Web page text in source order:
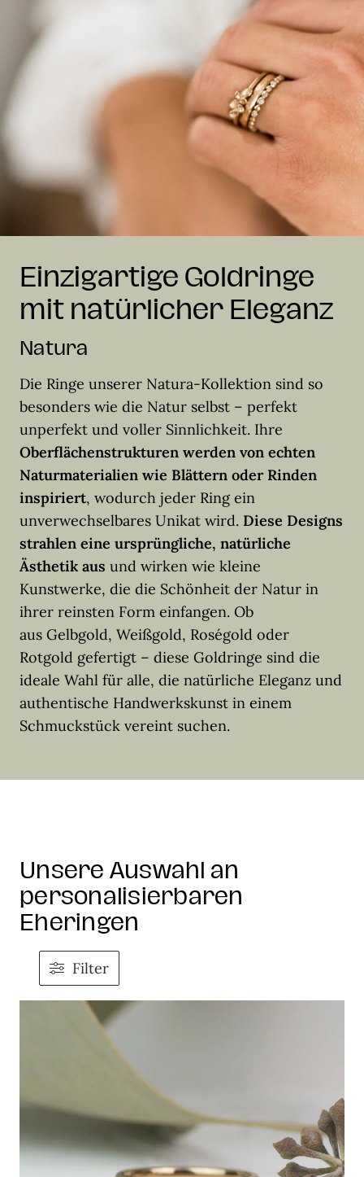
Einzigartige Goldringe
mit natürlicher Eleganz
Natura
Die Ringe unserer Natura-Kollektion sind so
besonders wie die Natur selbst – perfekt
unperfekt und voller Sinnlichkeit. Ihre
Oberflächenstrukturen werden von echten
Naturmaterialien wie Blättern oder Rinden
inspiriert, wodurch jeder Ring ein
unverwechselbares Unikat wird. Diese Designs
strahlen eine ursprüngliche, natürliche
Ästhetik aus und wirken wie kleine
Kunstwerke, die die Schönheit der Natur in
ihrer reinsten Form einfangen. Ob
aus Gelbgold, Weißgold, Roségold oder
Rotgold gefertigt – diese Goldringe sind die
ideale Wahl für alle, die natürliche Eleganz und
authentische Handwerkskunst in einem
Schmuckstück vereint suchen.
Unsere Auswahl an
personalisierbaren
Eheringen
Filter